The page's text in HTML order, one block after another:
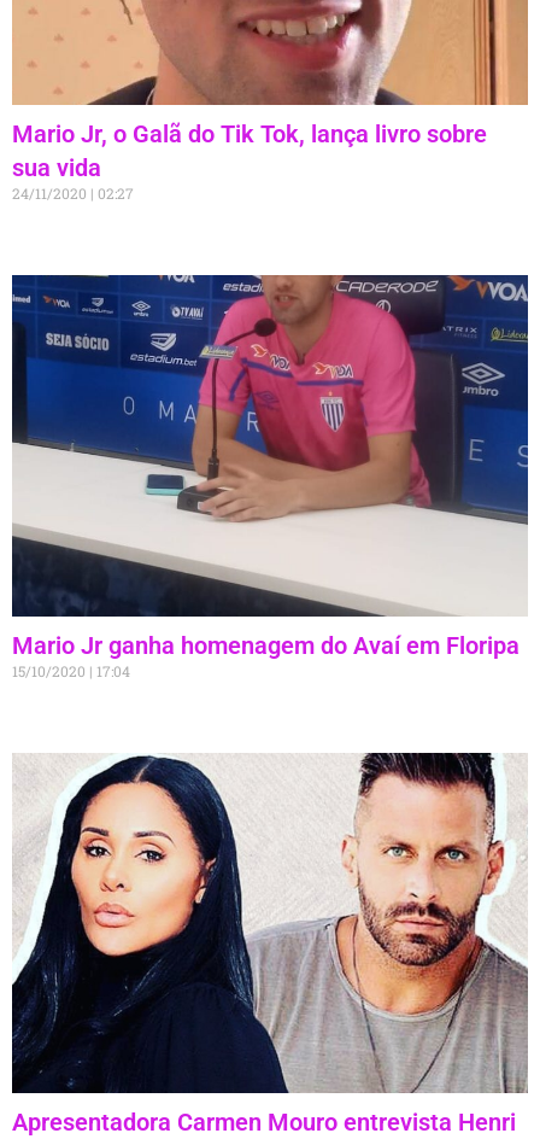
Mario Jr, o Galã do Tik Tok, lança livro sobre
sua vida
24/11/2020 02:27
Mario Jr ganha homenagem do Avaí em Floripa
15/10/2020 17:04
Apresentadora Carmen Mouro entrevista Henri